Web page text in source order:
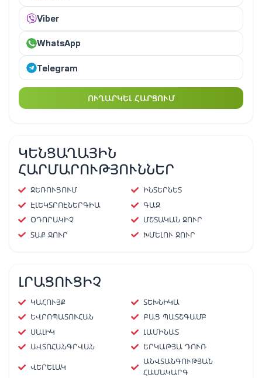
Viber
WhatsApp
Telegram
ՈՒՂԱՐԿԵԼ ՀԱՐՑՈՒՄ
ԿԵՆՑԱՂԱՅԻՆ
ՀԱՐՄԱՐՈՒԹՅՈՒՆՆԵՐ
ՋԵՌՈՒՑՈՒՄ
ԻՆՏԵՐՆԵՏ
ԷԼԵԿՏՐՈԷՆԵՐԳԻԱ
ԳԱԶ
ՕԴՈՐԱԿԻՉ
ՄՇՏԱԿԱՆ ՋՈՒՐ
ՏԱՔ ՋՈՒՐ
ԽՄԵԼՈՒ ՋՈՒՐ
ԼՐԱՑՈՒՑԻՉ
ԿԱՀՈՒՅՔ
ՏԵԽՆԻԿԱ
ԵՎՐՈՊԱՏՈՒՀԱՆ
ԲԱՑ ՊԱՏՇԳԱՄԲ
ՍԱԼԻԿ
ԼԱՄԻՆԱՏ
ԱՎՏՈՀԱՆԳՐՎԱՆ
ԵՐԿԱԹՅԱ ԴՈՒՌ
ՎԵՐԵԼԱԿ
ԱՆՎՏԱՆԳՈՒԹՅԱՆ
ՀԱՄԱԿԱՐԳ